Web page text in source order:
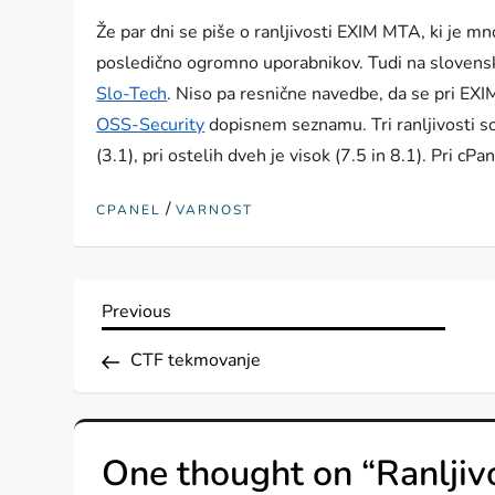
Že par dni se piše o ranljivosti EXIM MTA, ki je
posledično ogromno uporabnikov. Tudi na
Slo-Tech. Niso pa resnične navedbe, da se pri
OSS-Securitydopisnem seznamu. Tri ranljivosti
(3.1), pri ostelih dveh je visok (7.5 in 8.1). Pri
CPANEL /VARNOST
N
a
v
i
Previous
Previous
CTF tekmovanje
One thought on “